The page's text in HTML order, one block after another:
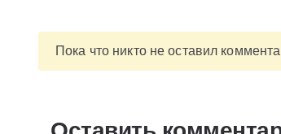
Пока что никто не оставил